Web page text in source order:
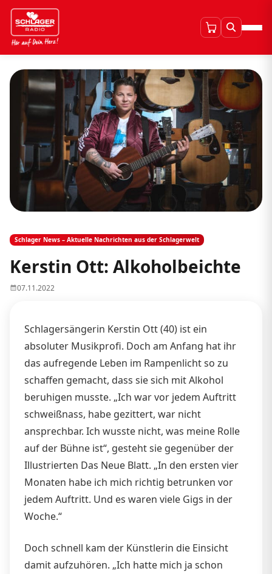
Schlager News – Aktuelle Nachrichten aus der Schlagerwelt
Kerstin Ott: Alkoholbeichte
07.11.2022
Schlagersängerin Kerstin Ott (40) ist ein
absoluter Musikprofi. Doch am Anfang hat ihr
das aufregende Leben im Rampenlicht so zu
schaffen gemacht, dass sie sich mit Alkohol
beruhigen musste. „Ich war vor jedem Auftritt
schweißnass, habe gezittert, war nicht
ansprechbar. Ich wusste nicht, was meine Rolle
auf der Bühne ist“, gesteht sie gegenüber der
Illustrierten Das Neue Blatt. „In den ersten vier
Monaten habe ich mich richtig betrunken vor
jedem Auftritt. Und es waren viele Gigs in der
Woche.“
Doch schnell kam der Künstlerin die Einsicht
damit aufzuhören. „Ich hatte mich ja schon